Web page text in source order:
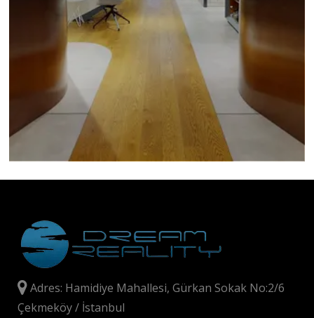
Adres: Hamidiye Mahallesi, Gürkan Sokak No:2/6
Çekmeköy / İstanbul